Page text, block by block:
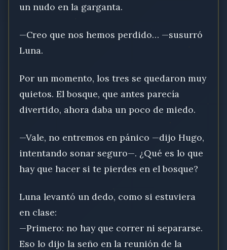
un nudo en la garganta.
—Creo que nos hemos perdido… —susurró
Luna.
Por un momento, los tres se quedaron muy
quietos. El bosque, que antes parecía
divertido, ahora daba un poco de miedo.
—Vale, no entremos en pánico —dijo Hugo,
intentando sonar seguro—. ¿Qué es lo que
hay que hacer si te pierdes en el bosque?
Luna levantó un dedo, como si estuviera
en clase:
—Primero: no hay que correr ni separarse.
Eso lo dijo la seño en la reunión de la